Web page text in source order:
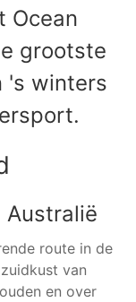
Ocean
grootste
's winters
Australië
route in de
van
en over